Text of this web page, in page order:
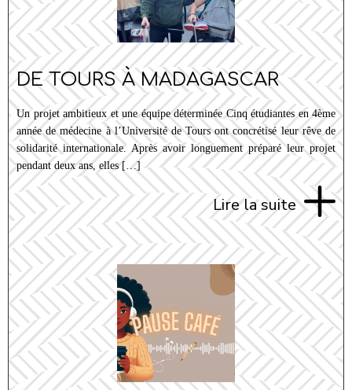
DE TOURS À MADAGASCAR
Un projet ambitieux et une équipe déterminée Cinq étudiantes en 4ème
année de médecine à l’Université de Tours ont concrétisé leur rêve de
solidarité internationale. Après avoir longuement préparé leur projet
pendant deux ans, elles […]
Lire la suite